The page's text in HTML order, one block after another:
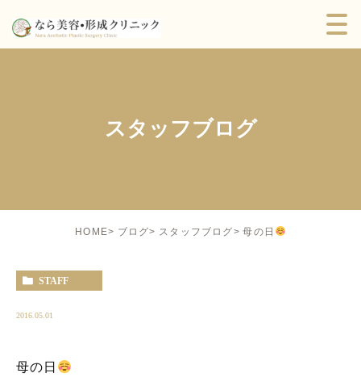
スタッフブログ
HOME ブログ スタッフブログ 母の日
STAFF
2016.05.01
母の日